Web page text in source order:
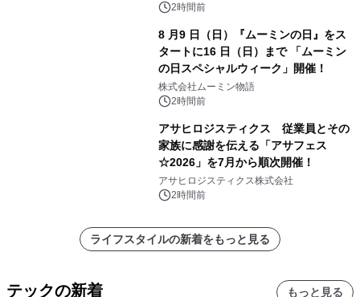
2時間前
8 月9 日（日）『ムーミンの日』をス
タートに16 日（日）まで 「ムーミン
の日スペシャルウィーク」開催！
株式会社ムーミン物語
2時間前
アサヒロジスティクス 従業員とその
家族に感謝を伝える「アサフェス
☆2026」を7月から順次開催！
アサヒロジスティクス株式会社
2時間前
ライフスタイルの新着をもっと見る
テックの新着 もっと見る